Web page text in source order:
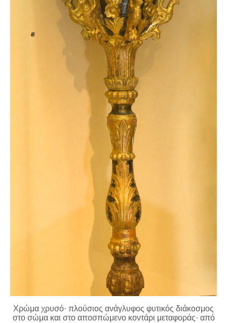
Χρώμα χρυσό· πλούσιος ανάγλυφος φυτικός διάκοσμος
στο σώμα και στο αποσπώμενο κοντάρι μεταφοράς· από